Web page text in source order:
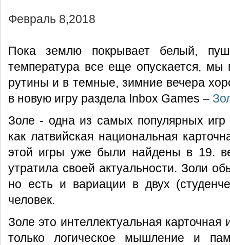
Февраль 8,2018
Пока землю покрывает белый,
температура все еще опускается,
рутины и в темные, зимние вечера
в новую игру раздела Inbox Games –
Золе - одна из самых популярных игр
как латвийская национальная
этой игры уже были найдены в 19.
утратила своей актуальности. Золи
но есть и вариации в двух
человек.
Золе это интеллектуальная карточная
только логическое мышление и